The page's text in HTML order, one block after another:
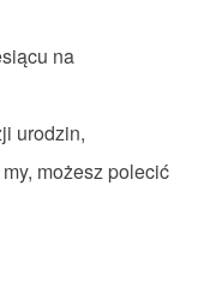
na
urodzin,
możesz polecić